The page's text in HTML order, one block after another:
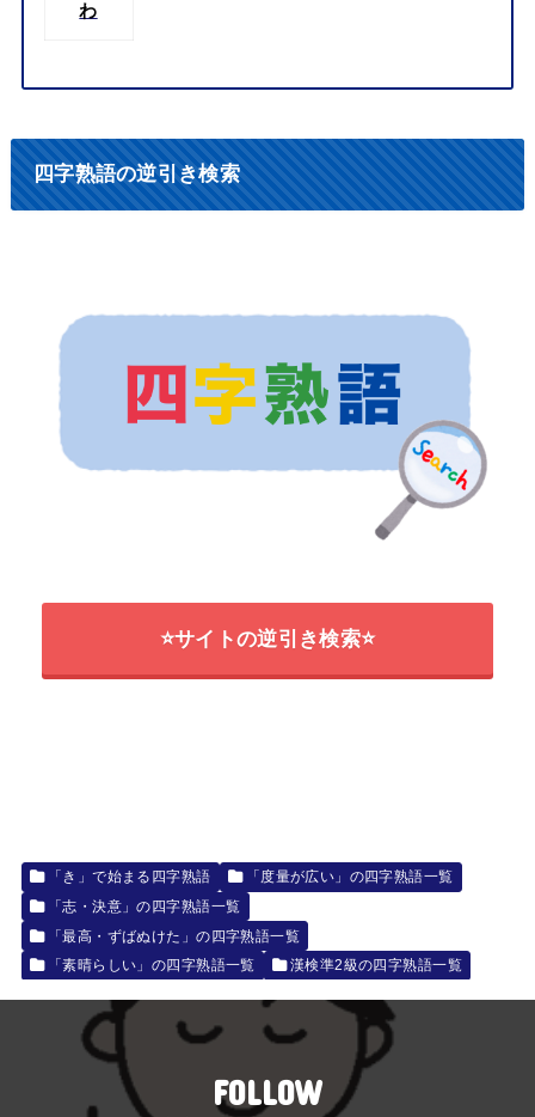
わ
四字熟語の逆引き検索
⭐サイトの逆引き検索⭐
「き」で始まる四字熟語
「度量が広い」の四字熟語一覧
「志・決意」の四字熟語一覧
「最高・ずばぬけた」の四字熟語一覧
「素晴らしい」の四字熟語一覧
漢検準2級の四字熟語一覧
FOLLOW